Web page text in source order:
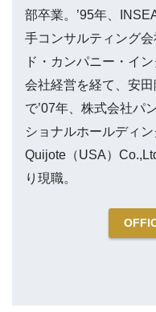
部卒業。’95年、
手コンサルティング
ド・カンパニー・イ
会社経営を経て、安
で’07年、株式会社パ
ショナルホールディ
Quijote（USA）
り現職。